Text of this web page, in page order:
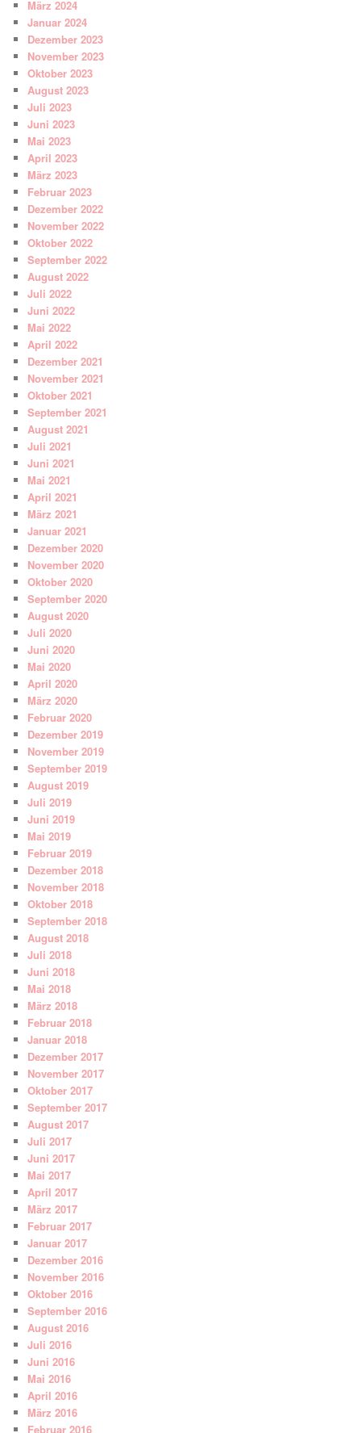
März 2024
Januar 2024
Dezember 2023
November 2023
Oktober 2023
August 2023
Juli 2023
Juni 2023
Mai 2023
April 2023
März 2023
Februar 2023
Dezember 2022
November 2022
Oktober 2022
September 2022
August 2022
Juli 2022
Juni 2022
Mai 2022
April 2022
Dezember 2021
November 2021
Oktober 2021
September 2021
August 2021
Juli 2021
Juni 2021
Mai 2021
April 2021
März 2021
Januar 2021
Dezember 2020
November 2020
Oktober 2020
September 2020
August 2020
Juli 2020
Juni 2020
Mai 2020
April 2020
März 2020
Februar 2020
Dezember 2019
November 2019
September 2019
August 2019
Juli 2019
Juni 2019
Mai 2019
Februar 2019
Dezember 2018
November 2018
Oktober 2018
September 2018
August 2018
Juli 2018
Juni 2018
Mai 2018
März 2018
Februar 2018
Januar 2018
Dezember 2017
November 2017
Oktober 2017
September 2017
August 2017
Juli 2017
Juni 2017
Mai 2017
April 2017
März 2017
Februar 2017
Januar 2017
Dezember 2016
November 2016
Oktober 2016
September 2016
August 2016
Juli 2016
Juni 2016
Mai 2016
April 2016
März 2016
Februar 2016